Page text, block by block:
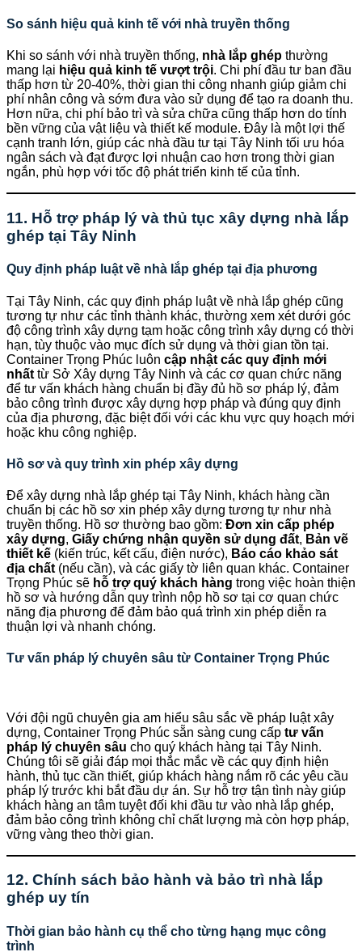
So sánh hiệu quả kinh tế với nhà truyền thống
Khi so sánh với nhà truyền thống, nhà lắp ghép thường
mang lại hiệu quả kinh tế vượt trội. Chi phí đầu tư ban đầu
thấp hơn từ 20-40%, thời gian thi công nhanh giúp giảm chi
phí nhân công và sớm đưa vào sử dụng để tạo ra doanh thu.
Hơn nữa, chi phí bảo trì và sửa chữa cũng thấp hơn do tính
bền vững của vật liệu và thiết kế module. Đây là một lợi thế
cạnh tranh lớn, giúp các nhà đầu tư tại Tây Ninh tối ưu hóa
ngân sách và đạt được lợi nhuận cao hơn trong thời gian
ngắn, phù hợp với tốc độ phát triển kinh tế của tỉnh.
11. Hỗ trợ pháp lý và thủ tục xây dựng nhà lắp
ghép tại Tây Ninh
Quy định pháp luật về nhà lắp ghép tại địa phương
Tại Tây Ninh, các quy định pháp luật về nhà lắp ghép cũng
tương tự như các tỉnh thành khác, thường xem xét dưới góc
độ công trình xây dựng tạm hoặc công trình xây dựng có thời
hạn, tùy thuộc vào mục đích sử dụng và thời gian tồn tại.
Container Trọng Phúc luôn cập nhật các quy định mới
nhất từ Sở Xây dựng Tây Ninh và các cơ quan chức năng
để tư vấn khách hàng chuẩn bị đầy đủ hồ sơ pháp lý, đảm
bảo công trình được xây dựng hợp pháp và đúng quy định
của địa phương, đặc biệt đối với các khu vực quy hoạch mới
hoặc khu công nghiệp.
Hồ sơ và quy trình xin phép xây dựng
Để xây dựng nhà lắp ghép tại Tây Ninh, khách hàng cần
chuẩn bị các hồ sơ xin phép xây dựng tương tự như nhà
truyền thống. Hồ sơ thường bao gồm: Đơn xin cấp phép
xây dựng, Giấy chứng nhận quyền sử dụng đất, Bản vẽ
thiết kế (kiến trúc, kết cấu, điện nước), Báo cáo khảo sát
địa chất (nếu cần), và các giấy tờ liên quan khác. Container
Trọng Phúc sẽ hỗ trợ quý khách hàng trong việc hoàn thiện
hồ sơ và hướng dẫn quy trình nộp hồ sơ tại cơ quan chức
năng địa phương để đảm bảo quá trình xin phép diễn ra
thuận lợi và nhanh chóng.
Tư vấn pháp lý chuyên sâu từ Container Trọng Phúc
Với đội ngũ chuyên gia am hiểu sâu sắc về pháp luật xây
dựng, Container Trọng Phúc sẵn sàng cung cấp tư vấn
pháp lý chuyên sâu cho quý khách hàng tại Tây Ninh.
Chúng tôi sẽ giải đáp mọi thắc mắc về các quy định hiện
hành, thủ tục cần thiết, giúp khách hàng nắm rõ các yêu cầu
pháp lý trước khi bắt đầu dự án. Sự hỗ trợ tận tình này giúp
khách hàng an tâm tuyệt đối khi đầu tư vào nhà lắp ghép,
đảm bảo công trình không chỉ chất lượng mà còn hợp pháp,
vững vàng theo thời gian.
12. Chính sách bảo hành và bảo trì nhà lắp
ghép uy tín
Thời gian bảo hành cụ thể cho từng hạng mục công
trình